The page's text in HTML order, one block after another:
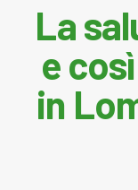
La
e
in